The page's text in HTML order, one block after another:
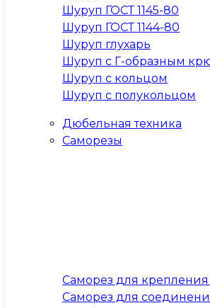
Шуруп ГОСТ 1145-80
Шуруп ГОСТ 1144-80
Шуруп глухарь
Шуруп с Г-образным
Шуруп с кольцом
Шуруп с полукольцом
Дюбельная техника
Саморезы
Саморез для
Саморез для